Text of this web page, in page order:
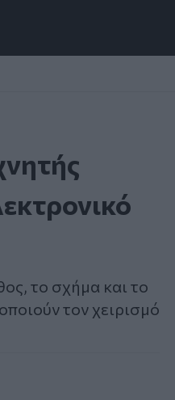
το σχήμα και το
τον χειρισμό